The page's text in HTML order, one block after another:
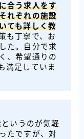
合う求人をす
れぞれの施設
ても詳しく教
も丁寧で、お
た。自分で求
、希望通りの
満足していま
いうのが気軽
たですが、対